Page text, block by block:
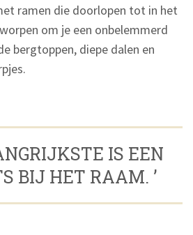
ramen die doorlopen tot in het
om je een onbelemmerd
bergtoppen, diepe dalen en
IS EEN
BIJ HET RAAM. ’